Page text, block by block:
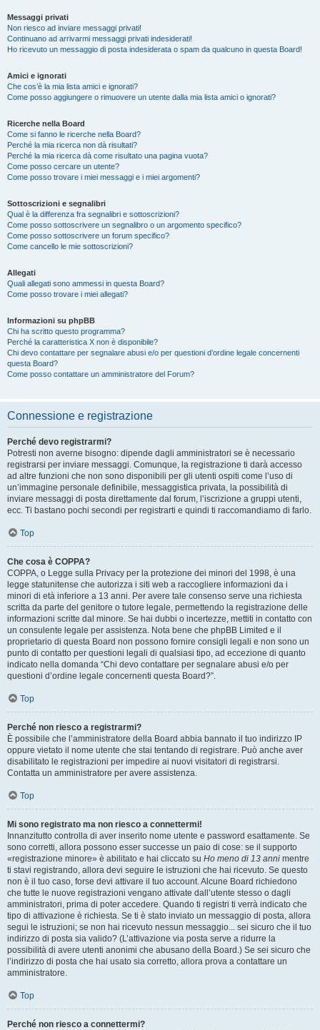
Messaggi privati
Non riesco ad inviare messaggi privati!
Continuano ad arrivarmi messaggi privati indesiderati!
Ho ricevuto un messaggio di posta indesiderata o spam da qualcuno in questa Board!
Amici e ignorati
Che cos’è la mia lista amici e ignorati?
Come posso aggiungere o rimuovere un utente dalla mia lista amici o ignorati?
Ricerche nella Board
Come si fanno le ricerche nella Board?
Perché la mia ricerca non dà risultati?
Perché la mia ricerca dà come risultato una pagina vuota?
Come posso cercare un utente?
Come posso trovare i miei messaggi e i miei argomenti?
Sottoscrizioni e segnalibri
Qual è la differenza fra segnalibri e sottoscrizioni?
Come posso sottoscrivere un segnalibro o un argomento specifico?
Come posso sottoscrivere un forum specifico?
Come cancello le mie sottoscrizioni?
Allegati
Quali allegati sono ammessi in questa Board?
Come posso trovare i miei allegati?
Informazioni su phpBB
Chi ha scritto questo programma?
Perché la caratteristica X non è disponibile?
Chi devo contattare per segnalare abusi e/o per questioni d’ordine legale concernenti
questa Board?
Come posso contattare un amministratore del Forum?
Connessione e registrazione
Perché devo registrarmi?
Potresti non averne bisogno: dipende dagli amministratori se è necessario
registrarsi per inviare messaggi. Comunque, la registrazione ti darà accesso
ad altre funzioni che non sono disponibili per gli utenti ospiti come l’uso di
un’immagine personale definibile, messaggistica privata, la possibilità di
inviare messaggi di posta direttamente dal forum, l’iscrizione a gruppi utenti,
ecc. Ti bastano pochi secondi per registrarti e quindi ti raccomandiamo di farlo.
Top
Che cosa è COPPA?
COPPA, o Legge sulla Privacy per la protezione dei minori del 1998, è una
legge statunitense che autorizza i siti web a raccogliere informazioni da i
minori di età inferiore a 13 anni. Per avere tale consenso serve una richiesta
scritta da parte del genitore o tutore legale, permettendo la registrazione delle
informazioni scritte dal minore. Se hai dubbi o incertezze, mettiti in contatto con
un consulente legale per assistenza. Nota bene che phpBB Limited e il
proprietario di questa Board non possono fornire consigli legali e non sono un
punto di contatto per questioni legali di qualsiasi tipo, ad eccezione di quanto
indicato nella domanda “Chi devo contattare per segnalare abusi e/o per
questioni d’ordine legale concernenti questa Board?”.
Top
Perché non riesco a registrarmi?
È possibile che l’amministratore della Board abbia bannato il tuo indirizzo IP
oppure vietato il nome utente che stai tentando di registrare. Può anche aver
disabilitato le registrazioni per impedire ai nuovi visitatori di registrarsi.
Contatta un amministratore per avere assistenza.
Top
Mi sono registrato ma non riesco a connettermi!
Innanzitutto controlla di aver inserito nome utente e password esattamente. Se
sono corretti, allora possono esser successe un paio di cose: se il supporto
«registrazione minore» è abilitato e hai cliccato su Ho meno di 13 anni mentre
ti stavi registrando, allora devi seguire le istruzioni che hai ricevuto. Se questo
non è il tuo caso, forse devi attivare il tuo account. Alcune Board richiedono
che tutte le nuove registrazioni vengano attivate dall’utente stesso o dagli
amministratori, prima di poter accedere. Quando ti registri ti verrà indicato che
tipo di attivazione è richiesta. Se ti è stato inviato un messaggio di posta, allora
segui le istruzioni; se non hai ricevuto nessun messaggio... sei sicuro che il tuo
indirizzo di posta sia valido? (L’attivazione via posta serve a ridurre la
possibilità di avere utenti anonimi che abusano della Board.) Se sei sicuro che
l’indirizzo di posta che hai usato sia corretto, allora prova a contattare un
amministratore.
Top
Perché non riesco a connettermi?